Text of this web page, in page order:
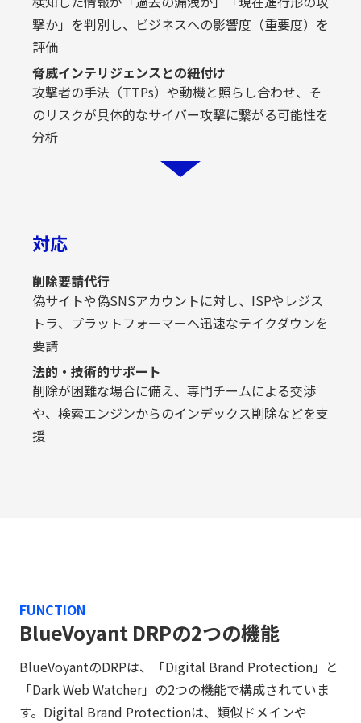
撃か」を判別し、ビジネスへの影響度（重要度）を
評価
脅威インテリジェンスとの紐付け
攻撃者の手法（TTPs）や動機と照らし合わせ、そ
のリスクが具体的なサイバー攻撃に繋がる可能性を
分析
対応
削除要請代行
偽サイトや偽SNSアカウントに対し、ISPやレジス
トラ、プラットフォーマーへ迅速なテイクダウンを
要請
法的・技術的サポート
削除が困難な場合に備え、専門チームによる交渉
や、検索エンジンからのインデックス削除などを支
援
FUNCTION
BlueVoyant DRPの2つの機能
BlueVoyantのDRPは、「Digital Brand Protection」と
「Dark Web Watcher」の2つの機能で構成されていま
す。Digital Brand Protectionは、類似ドメインや